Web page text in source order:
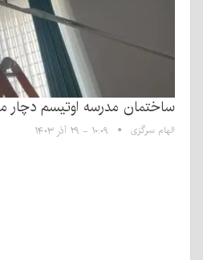
ساختمان مدرسه اوتیسم
الهام سرگزی ۱۰:۰۹ - ۲۹ آذر ۱۴۰۳